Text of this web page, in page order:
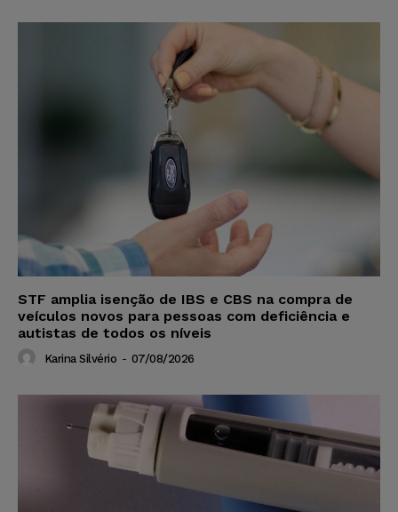
STF amplia isenção de IBS e CBS na compra de
veículos novos para pessoas com deficiência e
autistas de todos os níveis
Karina Silvério - 07/08/2026